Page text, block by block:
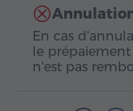
En cas
le
n'est pas